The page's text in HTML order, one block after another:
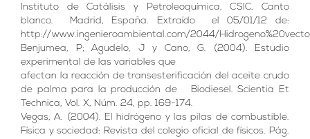
Instituto de Catálisis y Petroleoquímica, CSIC, Canto
blanco. Madrid, España. Extraído el 05/01/12 de:
http://www.ingenieroambiental.com/2044/
Benjumea, P; Agudelo, J y Cano, G. (2004). Estudio
experimental de las variables que
afectan la reacción de transesterificación del aceite crudo
de palma para la producción de Biodiesel. Scientia Et
Technica, Vol. X, Núm. 24, pp. 169-174.
Vegas, A. (2004). El hidrógeno y las pilas de combustible.
Física y sociedad: Revista del colegio oficial de físicos. Pág.